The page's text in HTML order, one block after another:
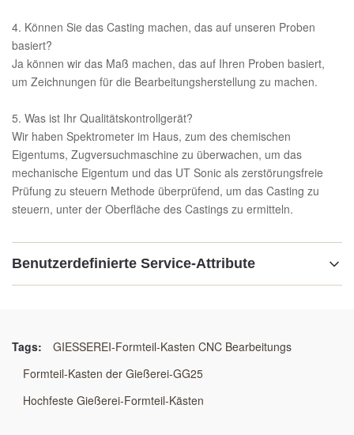
4. Können Sie das Casting machen, das auf unseren Proben
basiert?
Ja können wir das Maß machen, das auf Ihren Proben basiert,
um Zeichnungen für die Bearbeitungsherstellung zu machen.
5. Was ist Ihr Qualitätskontrollgerät?
Wir haben Spektrometer im Haus, zum des chemischen
Eigentums, Zugversuchmaschine zu überwachen, um das
mechanische Eigentum und das UT Sonic als zerstörungsfreie
Prüfung zu steuern Methode überprüfend, um das Casting zu
steuern, unter der Oberfläche des Castings zu ermitteln.
Benutzerdefinierte Service-Attribute
Material:
Stahle GG25 /GGG50/Welding
Tags:
GIESSEREI-Formteil-Kasten CNC Bearbeitungs
Formteil-Kasten der Gießerei-GG25
Hochfeste Gießerei-Formteil-Kästen